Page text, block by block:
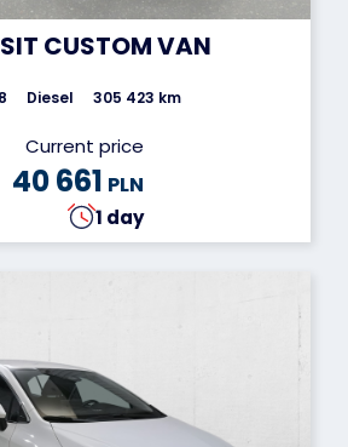
CUSTOM VAN
Diesel 305 423 km
Current price
40 661 PLN
1 day